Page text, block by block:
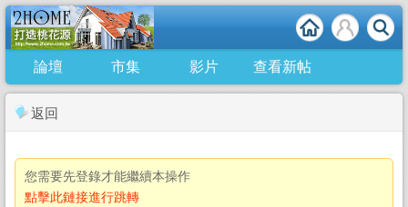
論壇 市集 影片 查看新帖
返回
您需要先登錄才能繼續本操作
點擊此鏈接進行跳轉